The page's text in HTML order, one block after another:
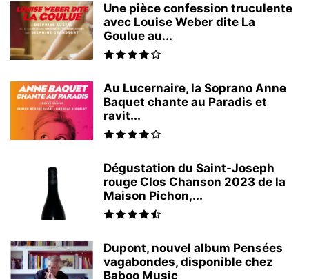
Une pièce confession truculente
avec Louise Weber dite La
Goulue au...
Au Lucernaire, la Soprano Anne
Baquet chante au Paradis et
ravit...
Dégustation du Saint-Joseph
rouge Clos Chanson 2023 de la
Maison Pichon,...
Dupont, nouvel album Pensées
vagabondes, disponible chez
Baboo Music